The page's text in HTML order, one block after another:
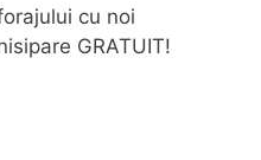
cu noi
GRATUIT!